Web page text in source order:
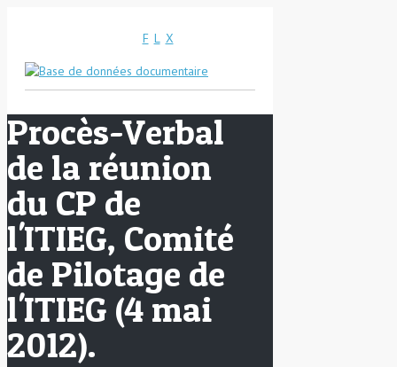
F L X
Procès-Verbal
de la réunion
du CP de
l'ITIEG, Comité
de Pilotage de
l'ITIEG (4 mai
2012).